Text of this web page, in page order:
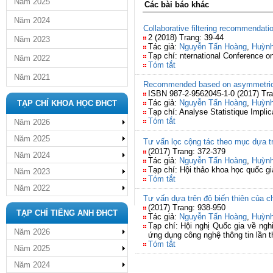
Năm 2024
Năm 2023
Năm 2022
Năm 2021
TẠP CHÍ KHOA HỌC ĐHCT
Năm 2026
Năm 2025
Năm 2024
Năm 2023
Năm 2022
TẠP CHÍ TIẾNG ANH ĐHCT
Năm 2026
Năm 2025
Năm 2024
Các bài báo khác
Collaborative filtering
2 (2018) Trang: 39-44
Tác giả: Nguyễn Tấn Hoàng,
Tạp chí: nternational Conference
Tóm tắt
Recommended based on
ISBN 987-2-9562045-1-0 (2017)
Tác giả: Nguyễn Tấn Hoàng,
Tạp chí: Analyse Statistique
Tóm tắt
Tư vấn lọc cộng tác theo mục dựa
(2017) Trang: 372-379
Tác giả: Nguyễn Tấn Hoàng,
Tạp chí: Hội thảo khoa học quốc
Tóm tắt
Tư vấn dựa trên độ biến thiên của
(2017) Trang: 938-950
Tác giả: Nguyễn Tấn Hoàng,
Tạp chí: Hội nghị Quốc gia về
ứng dụng công nghệ thông tin lần
Tóm tắt